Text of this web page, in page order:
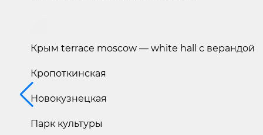
Крым terrace moscow — white hall с верандой
Кропоткинская
Новокузнецкая
Парк культуры